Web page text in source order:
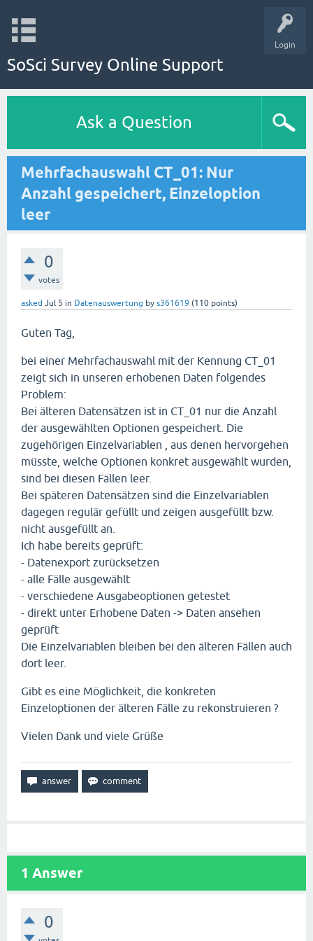
Login
SoSci Survey Online Support
Ask a Question
Mehrfachauswahl CT_01: Nur
Anzahl gespeichert, Einzeloption
leer
0
votes
asked Jul 5 in Datenauswertung by s361619 (110 points)
Guten Tag,
bei einer Mehrfachauswahl mit der Kennung CT_01
zeigt sich in unseren erhobenen Daten folgendes
Problem:
Bei älteren Datensätzen ist in CT_01 nur die Anzahl
der ausgewählten Optionen gespeichert. Die
zugehörigen Einzelvariablen , aus denen hervorgehen
müsste, welche Optionen konkret ausgewählt wurden,
sind bei diesen Fällen leer.
Bei späteren Datensätzen sind die Einzelvariablen
dagegen regulär gefüllt und zeigen ausgefüllt bzw.
nicht ausgefüllt an.
Ich habe bereits geprüft:
- Datenexport zurücksetzen
- alle Fälle ausgewählt
- verschiedene Ausgabeoptionen getestet
- direkt unter Erhobene Daten -> Daten ansehen
geprüft
Die Einzelvariablen bleiben bei den älteren Fällen auch
dort leer.
Gibt es eine Möglichkeit, die konkreten
Einzeloptionen der älteren Fälle zu rekonstruieren ?
Vielen Dank und viele Grüße
1 Answer
0